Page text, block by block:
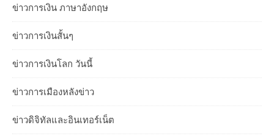
ข่าวการเงิน ภาษาอังกฤษ
ข่าวการเงินสั้นๆ
ข่าวการเงินโลก วันนี้
ข่าวการเมืองหลังข่าว
ข่าวดิจิทัลและอินเทอร์เน็ต